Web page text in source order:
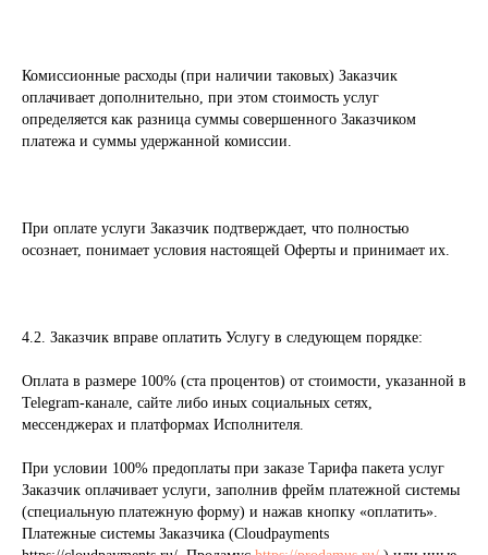
Комиссионные расходы (при наличии таковых) Заказчик
оплачивает дополнительно, при этом стоимость услуг
определяется как разница суммы совершенного Заказчиком
платежа и суммы удержанной комиссии.
При оплате услуги Заказчик подтверждает, что полностью
осознает, понимает условия настоящей Оферты и принимает их.
4.2. Заказчик вправе оплатить Услугу в следующем порядке:
Оплата в размере 100% (ста процентов) от стоимости, указанной в
Telegram-канале, сайте либо иных социальных сетях,
мессенджерах и платформах Исполнителя.
При условии 100% предоплаты при заказе Тарифа пакета услуг
Заказчик оплачивает услуги, заполнив фрейм платежной системы
(специальную платежную форму) и нажав кнопку «оплатить».
Платежные системы Заказчика (Cloudpayments